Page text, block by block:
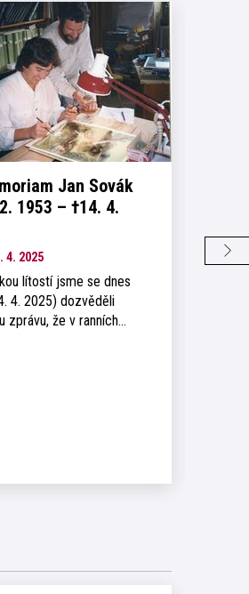
Jan Sovák
1953 – †14. 4.
4. 2025
lítostí jsme se dnes
4. 2025) dozvěděli
zprávu, že v ranních…